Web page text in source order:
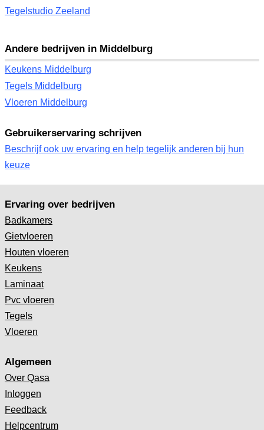
Tegelstudio Zeeland
Andere bedrijven in Middelburg
Keukens Middelburg
Tegels Middelburg
Vloeren Middelburg
Gebruikerservaring schrijven
Beschrijf ook uw ervaring en help tegelijk anderen bij hun
keuze
Ervaring over bedrijven
Badkamers
Gietvloeren
Houten vloeren
Keukens
Laminaat
Pvc vloeren
Tegels
Vloeren
Algemeen
Over Qasa
Inloggen
Feedback
Helpcentrum